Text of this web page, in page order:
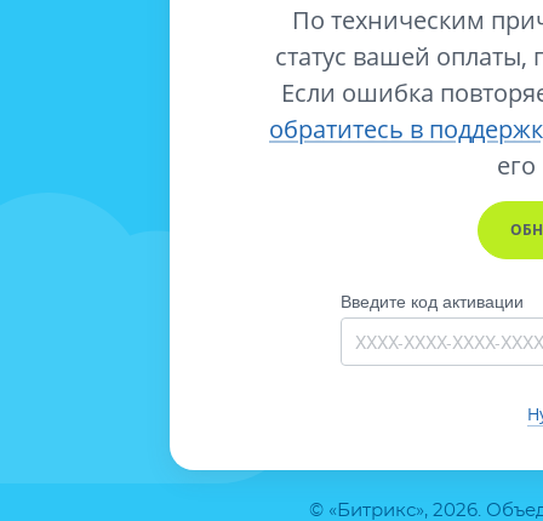
© «Битрикс», 2026.
По техническим
статус вашей оплаты,
Если ошибка
обратитесь в
его
Введите код активации